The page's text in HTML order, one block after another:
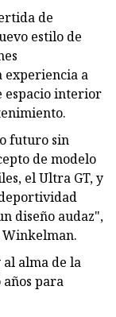
de
estilo de
experiencia a
espacio interior
futuro sin
de modelo
el Ultra GT, y
diseño audaz",
Winkelman.
alma de la
para